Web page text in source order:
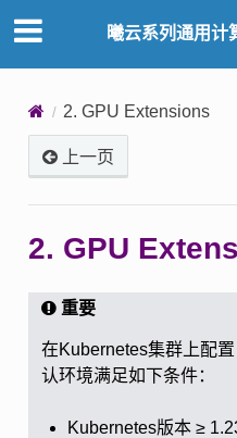
曦云系列通用计
2. GPU Extensions
上一页
2. GPU
重要
在Kubernetes集群上配
认环境满足如下条件：
Kubernetes版本 ≥